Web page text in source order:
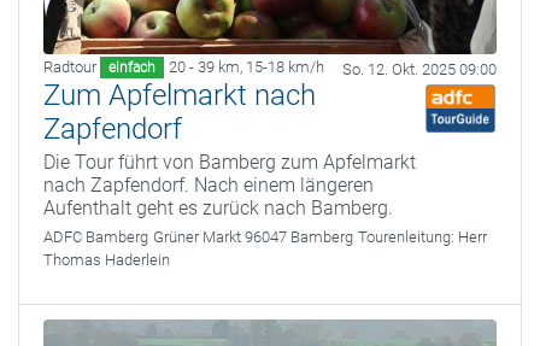
Radtour einfach 20 - 39 km, 15-18 km/h So. 12. Okt. 2025 09:00
Zum Apfelmarkt nach
Zapfendorf
Die Tour führt von Bamberg zum Apfelmarkt
nach Zapfendorf. Nach einem längeren
Aufenthalt geht es zurück nach Bamberg.
ADFC Bamberg Grüner Markt 96047 Bamberg Tourenleitung: Herr
Thomas Haderlein